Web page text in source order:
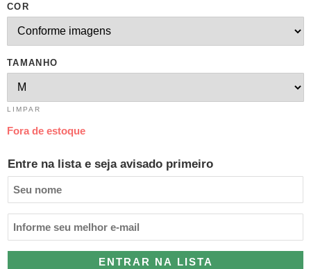
COR
TAMANHO
LIMPAR
Fora de estoque
Entre na lista e seja avisado primeiro
ENTRAR NA LISTA